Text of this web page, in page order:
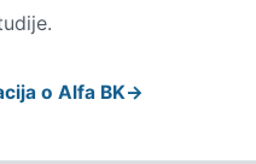
o Alfa BK→